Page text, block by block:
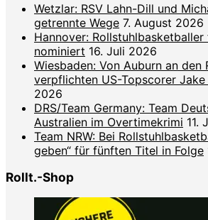
Wetzlar: RSV Lahn-Dill und
getrennte Wege 7. August 2026
Hannover:
nominiert 16. Juli 2026
Wiesbaden: Von Auburn an den
verpflichten US-Topscorer
2026
DRS/Team Germany: Team
Australien im Overtimekrimi 11.
Team NRW: Bei
geben“ für fünften Titel in Folge
Rollt.-Shop